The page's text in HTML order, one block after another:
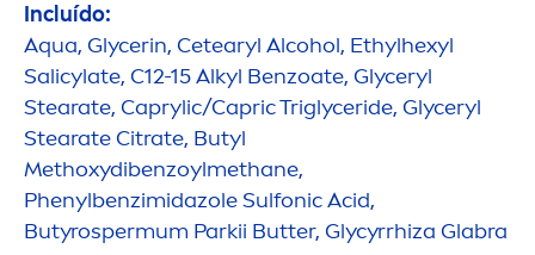
Incluído:
Aqua, Glycerin, Cetearyl Alcohol, Ethylhexyl
Salicylate, C12-15 Alkyl Benzoate, Glyceryl
Stearate, Caprylic/Capric Triglyceride, Glyceryl
Stearate Citrate, Butyl
Methoxydibenzoylmethane,
Phenylbenzimidazole Sulfonic Acid,
Butyrospermum Parkii Butter, Glycyrrhiza Glabra